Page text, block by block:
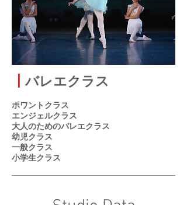
┃バレエクラス
ポワントクラス
エンジェルクラス
大人のためのバレエクラス
幼児クラス
一般クラス
小学生クラス